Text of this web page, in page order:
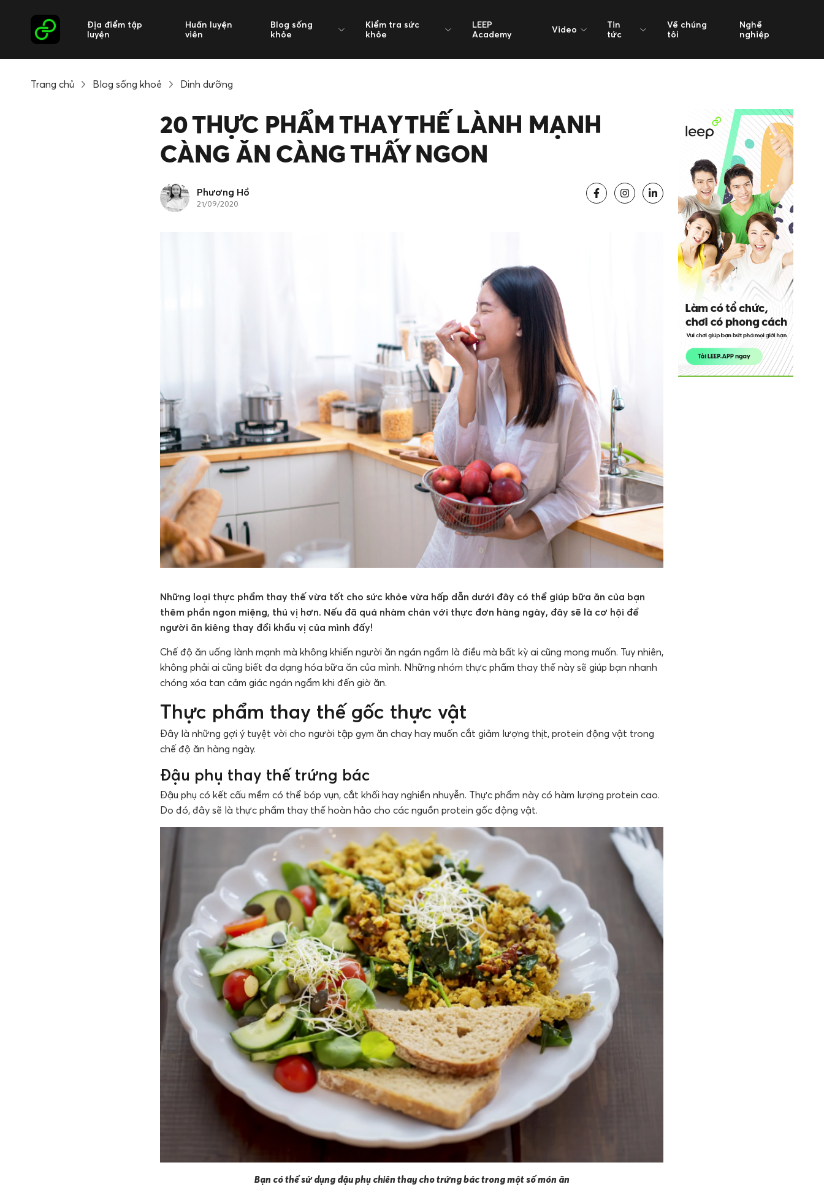
Địa điểm tập
luyện
Huấn luyện
viên
Blog sống
khỏe
Kiểm tra sức
khỏe
LEEP
Academy
Video
Tin
tức
Về chúng
tôi
Nghề
nghiệp
Trang chủ Blog sống khoẻ Dinh dưỡng
20 THỰC PHẨM THAY THẾ LÀNH MẠNH
CÀNG ĂN CÀNG THẤY NGON
Phương Hồ
21/09/2020
Những loại thực phẩm thay thế vừa tốt cho sức khỏe vừa hấp dẫn dưới đây có thể giúp bữa ăn của bạn
thêm phần ngon miệng, thú vị hơn. Nếu đã quá nhàm chán với thực đơn hàng ngày, đây sẽ là cơ hội để
người ăn kiêng thay đổi khẩu vị của mình đấy!
Chế độ ăn uống lành mạnh mà không khiến người ăn ngán ngẩm là điều mà bất kỳ ai cũng mong muốn. Tuy nhiên,
không phải ai cũng biết đa dạng hóa bữa ăn của mình. Những nhóm thực phẩm thay thế này sẽ giúp bạn nhanh
chóng xóa tan cảm giác ngán ngẩm khi đến giờ ăn.
Thực phẩm thay thế gốc thực vật
Đây là những gợi ý tuyệt vời cho người tập gym ăn chay hay muốn cắt giảm lượng thịt, protein động vật trong
chế độ ăn hàng ngày.
Đậu phụ thay thế trứng bác
Đậu phụ có kết cấu mềm có thể bóp vụn, cắt khối hay nghiền nhuyễn. Thực phẩm này có hàm lượng protein cao.
Do đó, đây sẽ là thực phẩm thay thế hoàn hảo cho các nguồn protein gốc động vật.
Bạn có thể sử dụng đậu phụ chiên thay cho trứng bác trong một số món ăn